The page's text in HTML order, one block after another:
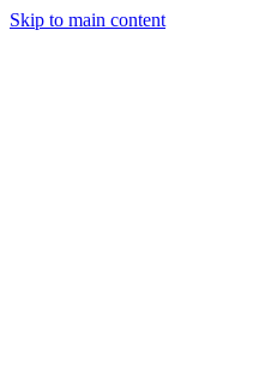
Skip to main content